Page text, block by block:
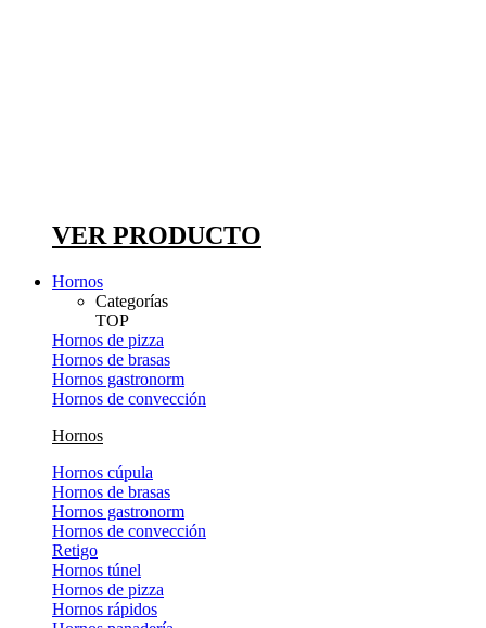
VER PRODUCTO
Hornos
Categorías
TOP
Hornos de pizza
Hornos de brasas
Hornos gastronorm
Hornos de convección
Hornos
Hornos cúpula
Hornos de brasas
Hornos gastronorm
Hornos de convección
Retigo
Hornos túnel
Hornos de pizza
Hornos rápidos